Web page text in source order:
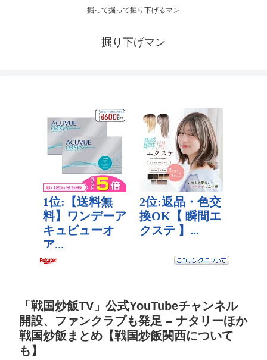
掘って掘って掘り下げるマン
掘り下げマン
「戦国炒飯TV」公式YouTubeチャンネル
開設、ファンクラブも発足 – ナタリーほか
戦国炒飯まとめ【戦国炒飯関西について
も】